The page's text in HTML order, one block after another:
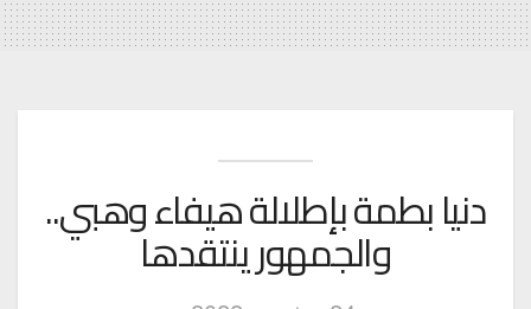
دنيا بطمة بإطلالة هيفاء وهبي..
والجمهور ينتقدها